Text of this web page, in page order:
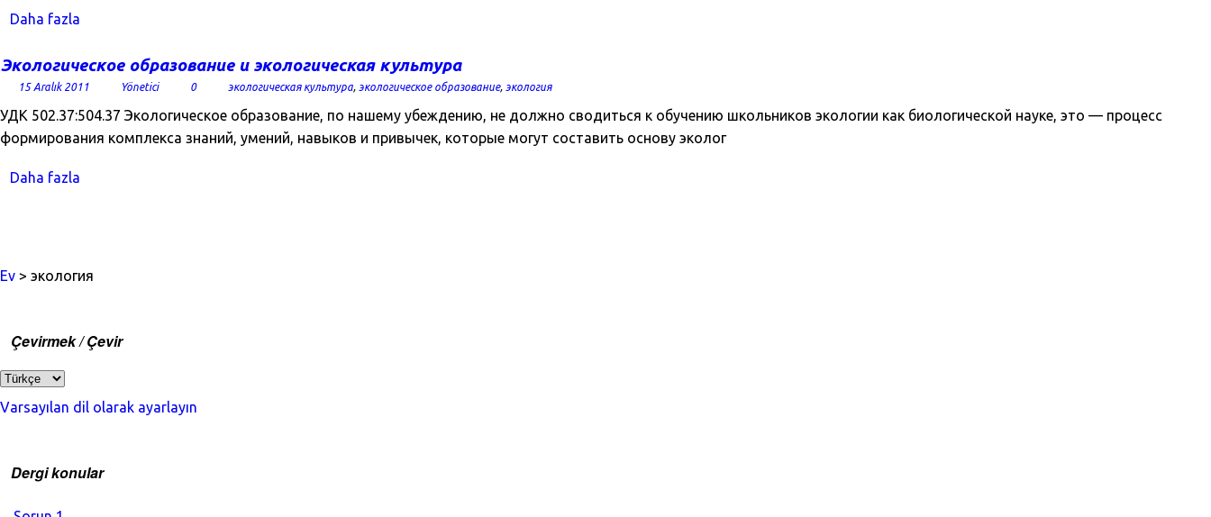
Daha fazla
Экологическое образование и экологическая культура
15 Aralık 2011 Yönetici 0 экологическая культура, экологическое образование, экология
УДК 502.37:504.37 Экологическое образование, по нашему убеждению, не должно сводиться к обучению школьников экологии как биологической науке, это — процесс
формирования комплекса знаний, умений, навыков и привычек, которые могут составить основу эколог
Daha fazla
Ev > экология
Çevirmek / Çevir
Varsayılan dil olarak ayarlayın
Dergi konular